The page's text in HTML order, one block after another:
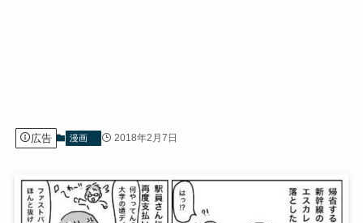
広告 漫画 2018年2月7日